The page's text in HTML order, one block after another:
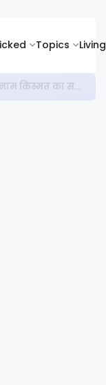
Topics Living
कहानी